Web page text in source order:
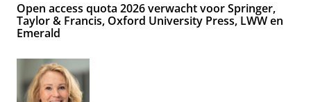
Open access quota 2026 verwacht voor Springer,
Taylor & Francis, Oxford University Press, LWW en
Emerald